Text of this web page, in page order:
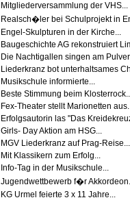
Mitgliederversammlung der VHS...
Realsch�ler bei Schulprojekt in
Engel-Skulpturen in der Kirche...
Baugeschichte AG rekonstruiert
Die Nachtigallen singen am
Liederkranz bot unterhaltsames
Musikschule informierte...
Beste Stimmung beim
Fex-Theater stellt Marionetten
Erfolgsautorin las "Das
Girls- Day Aktion am HSG...
MGV Liederkranz auf Prag-Reise...
Mit Klassikern zum Erfolg...
Info-Tag in der Musikschule...
Jugendwettbewerb f�r
KG Urmel feierte 3 x 11 Jahre...